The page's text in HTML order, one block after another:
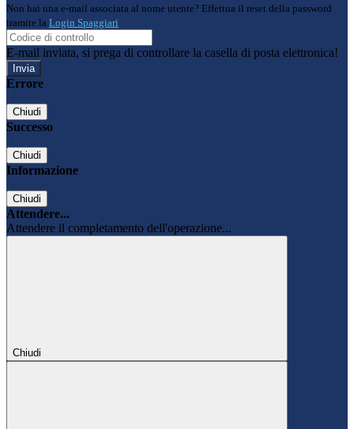
Non hai una e-mail associata al nome utente? Effettua il reset della password
tramite la Login Spaggiari
E-mail inviata, si prega di controllare la casella di posta elettronica!
Errore
Chiudi
Successo
Chiudi
Informazione
Chiudi
Attendere...
Attendere il completamento dell'operazione...
Chiudi